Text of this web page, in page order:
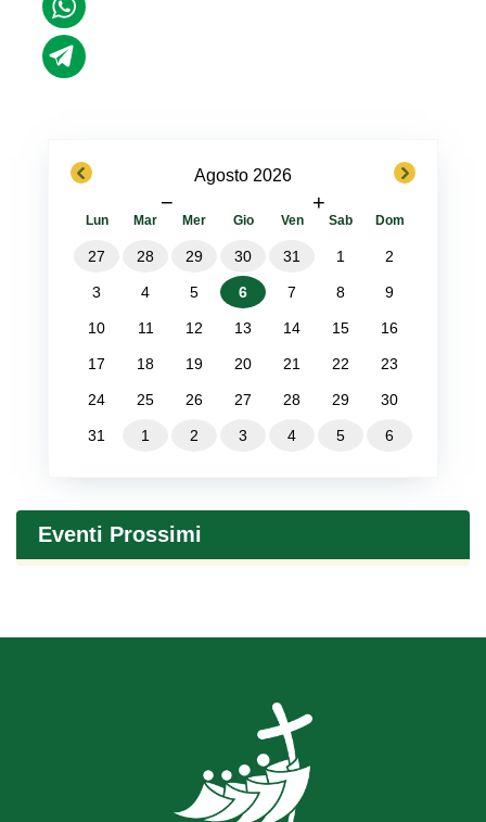
previous Agosto 2026
− +
next
Lun Mar Mer Gio Ven Sab Dom
27 28 29 30 31 1 2
3 4 5 6 7 8 9
10 11 12 13 14 15 16
17 18 19 20 21 22 23
24 25 26 27 28 29 30
31 1 2 3 4 5 6
Eventi Prossimi